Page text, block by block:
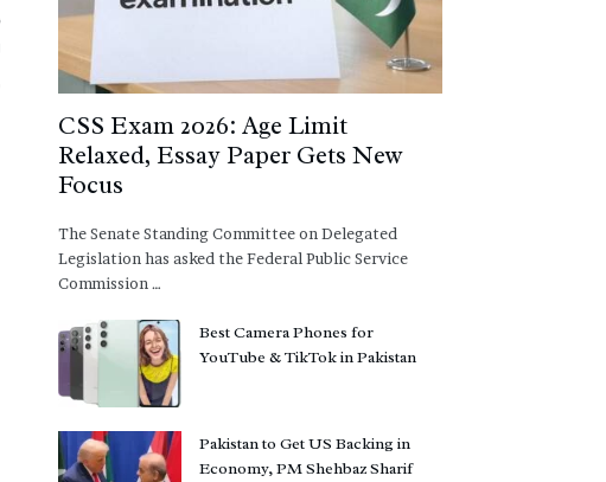
CSS Exam 2026: Age Limit
Relaxed, Essay Paper Gets New
Focus
The Senate Standing Committee on Delegated
Legislation has asked the Federal Public Service
Commission …
Best Camera Phones for
YouTube & TikTok in Pakistan
Pakistan to Get US Backing in
Economy, PM Shehbaz Sharif